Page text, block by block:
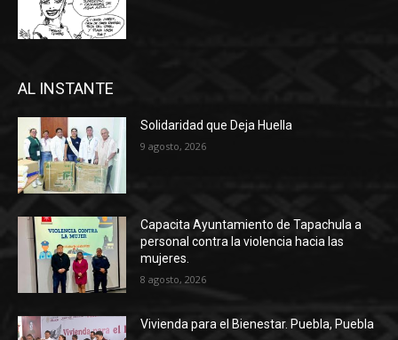
AL INSTANTE
Solidaridad que Deja Huella
9 agosto, 2026
Capacita Ayuntamiento de Tapachula a
personal contra la violencia hacia las
mujeres.
8 agosto, 2026
Vivienda para el Bienestar. Puebla, Puebla